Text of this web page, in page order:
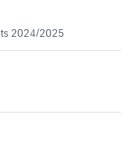
2024/2025